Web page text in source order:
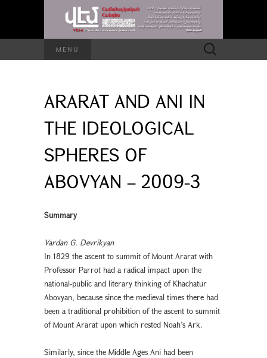
MENU
Search
for:
ARARAT AND ANI IN
THE IDEOLOGICAL
SPHERES OF
ABOVYAN – 2009-3
Summary
Vardan G. Devrikyan
In 1829 the ascent to summit of Mount Ararat with
Professor Parrot had a radical impact upon the
national-public and literary thinking of Khachatur
Abovyan, because since the medieval times there had
been a traditional prohibition of the ascent to summit
of Mount Ararat upon which rested Noah’s Ark.
Similarly, since the Middle Ages Ani had been